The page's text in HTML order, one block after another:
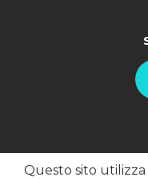
Questo sito